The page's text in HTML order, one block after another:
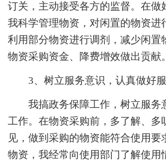
订关，主动接受各方的监督。在做
我科学管理物资，对闲置的物资进
利用部分物资进行调剂，减少闲置
物资采购资金、降费增效做出贡献。
3、树立服务意识，认真做好
我搞政务保障工作，树立服务
工作。在物资采购前，多了解、多
见，做到采购的物资能符合使用要
物资，我经常向使用部门了解使用